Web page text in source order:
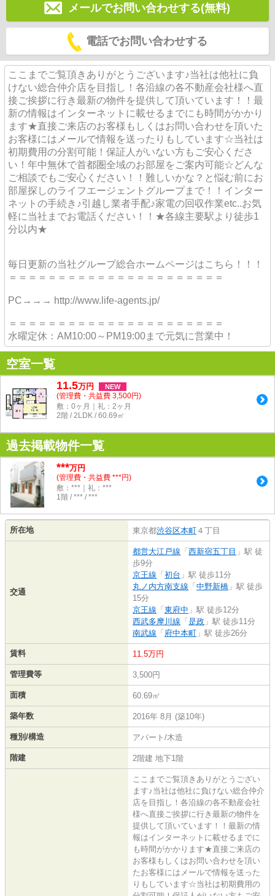
メールでお問い合わせする(無料)
電話でお問い合わせする
ここまでご覧頂きありがとうございます♪当社は他社に負
けない総合仲介店を目指し！各沿線の各不動産会社様へ直
接ご挨拶に行き最新の物件を提供して頂いています！！最
新の情報はインターネットに載せるまでにも時間がかかり
ます★直接ご来店のお客様もしくはお問い合わせを頂いた
お客様にはメールで情報を送ったりもしています☆当社は
初期費用の分割可能！保証人がいない方もご安心くださ
い！年中無休で首都圏全域のお部屋をご案内可能☆どんな
ご相談でもご安心ください！！難しいかな？と悩む前にお
部屋探しのライフエージェントグループまで！！インター
ネットの手続き♪引越し業者手配♪家電の回収作業etc..お気
軽に当社までお電話ください！！★各線主要駅より徒歩1
分以内★
毎日更新の当社グループ総合ホームページはこちら！！！
＝＝＝＝＝＝＝＝＝＝＝＝＝＝＝＝＝＝＝＝＝＝
PC→→→ http://www.life-agents.jp/
＝＝＝＝＝＝＝＝＝＝＝＝＝＝＝＝＝＝＝＝＝＝
水曜定休：AM10:00～PM19:00まで元気に営業中！
空室一覧
11.5万円 NEW
(管理費・共益費 3,500円)
敷：0ヶ月｜礼：2ヶ月
2階 / 2LDK / 60.69㎡
過去掲載物件一覧
***万円
(管理費・共益費 ***円)
敷：***｜礼：***
1階 / *** / ***
所在地 東京都渋谷区本町 ４丁目
交通
都営大江戸線 「 西新宿五丁目 」駅 徒
歩9分
京王線 「 初台 」駅 徒歩11分
丸ノ内方南支線 「 中野新橋 」駅 徒歩
15分
京王線 「 東府中 」駅 徒歩12分
西武多摩川線 「 是政 」駅 徒歩11分
南武線 「 府中本町 」駅 徒歩26分
賃料 11.5万円
管理費等 3,500円
面積 60.69㎡
築年数 2016年 8月 (築10年)
種別/構造 アパート/木造
階建 2階建 地下1階
ここまでご覧頂きありがとうござい
ます♪当社は他社に負けない総合仲介
店を目指し！各沿線の各不動産会社
様へ直接ご挨拶に行き最新の物件を
提供して頂いています！！最新の情
報はインターネットに載せるまでに
も時間がかかります★直接ご来店の
お客様もしくはお問い合わせを頂い
たお客様にはメールで情報を送った
りもしています☆当社は初期費用の